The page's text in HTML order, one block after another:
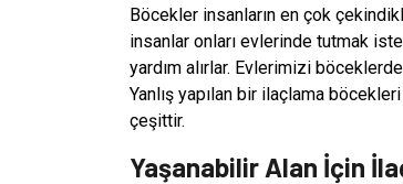
Böcekler insanların en çok
insanlar onları evlerinde tutmak
yardım alırlar. Evlerimizi
Yanlış yapılan bir ilaçlama
çeşittir.
Yaşanabilir Alan İçin